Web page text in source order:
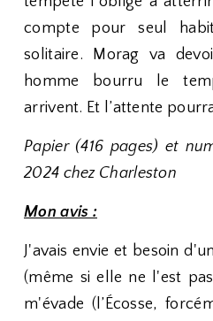
compte pour seul
solitaire. Morag va
homme bourru le
arrivent. Et l’attente
Papier (416 pages) et
2024 chez Charleston
Mon avis :
J'avais envie et besoin
(même si elle ne l'est
m'évade (l’Écosse,